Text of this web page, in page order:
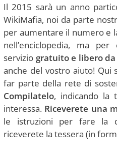
Il 2015 sarà un anno
WikiMafia, noi da parte
per aumentare il numero e
nell’enciclopedia, ma
servizio gratuito e libero
anche del vostro aiuto!
far parte della rete di
Compilatelo, indicando la
interessa. Riceverete una
le istruzioni per fare la
riceverete la tessera (in